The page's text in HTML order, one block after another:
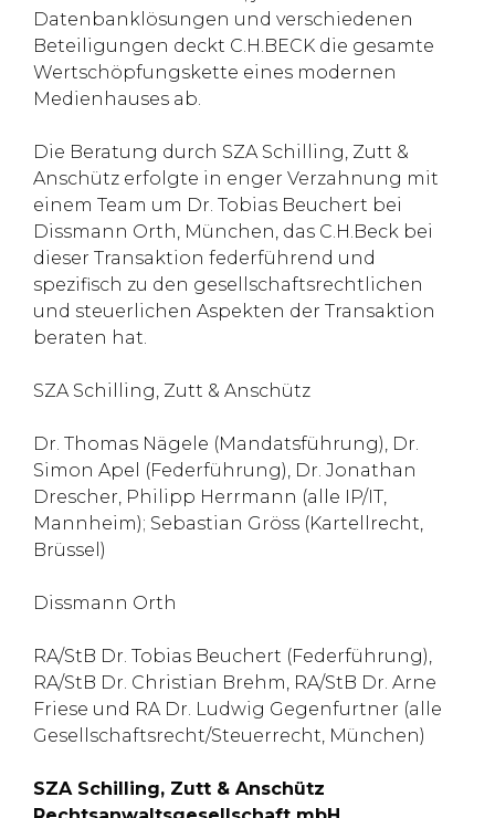
Datenbanklösungen und verschiedenen
Beteiligungen deckt C.H.BECK die gesamte
Wertschöpfungskette eines modernen
Medienhauses ab.
Die Beratung durch SZA Schilling, Zutt &
Anschütz erfolgte in enger Verzahnung mit
einem Team um Dr. Tobias Beuchert bei
Dissmann Orth, München, das C.H.Beck bei
dieser Transaktion federführend und
spezifisch zu den gesellschaftsrechtlichen
und steuerlichen Aspekten der Transaktion
beraten hat.
SZA Schilling, Zutt & Anschütz
Dr. Thomas Nägele (Mandatsführung), Dr.
Simon Apel (Federführung), Dr. Jonathan
Drescher, Philipp Herrmann (alle IP/IT,
Mannheim); Sebastian Gröss (Kartellrecht,
Brüssel)
Dissmann Orth
RA/StB Dr. Tobias Beuchert (Federführung),
RA/StB Dr. Christian Brehm, RA/StB Dr. Arne
Friese und RA Dr. Ludwig Gegenfurtner (alle
Gesellschaftsrecht/Steuerrecht, München)
SZA Schilling, Zutt & Anschütz